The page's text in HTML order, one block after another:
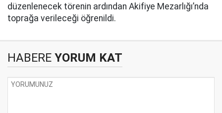
düzenlenecek törenin ardından Akifiye Mezarlığı’nda
toprağa verileceği öğrenildi.
HABERE YORUM KAT